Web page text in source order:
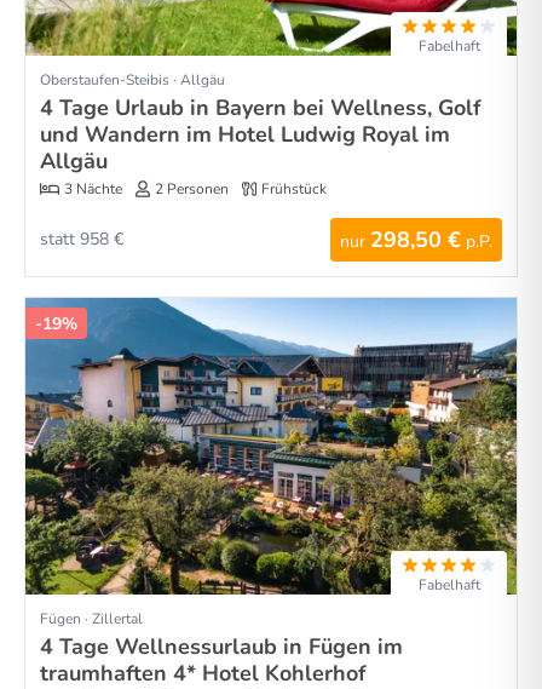
Fabelhaft
Oberstaufen-Steibis · Allgäu
4 Tage Urlaub in Bayern bei Wellness, Golf
und Wandern im Hotel Ludwig Royal im
Allgäu
3 Nächte 2 Personen Frühstück
nur 298,50 € p.P.
statt 958 €
-19%
Fabelhaft
Fügen · Zillertal
4 Tage Wellnessurlaub in Fügen im
traumhaften 4* Hotel Kohlerhof